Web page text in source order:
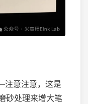
意注意，这是
砂处理来增大笔